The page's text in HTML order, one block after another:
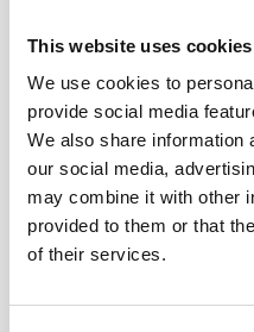
This website uses cookies
We use cookies to
provide social media
We also share information
our social media,
may combine it with other
provided to them or that
of their services.